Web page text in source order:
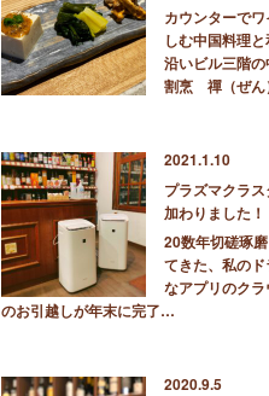
カウンターで
しむ中国料理
沿いビル三階
割烹 禪（ぜ
2021.1.10
プラズマクラ
加わりました！
20数年切磋琢
てきた、私の
なアプリのク
のお引越しが年末に完了…
2020.9.5